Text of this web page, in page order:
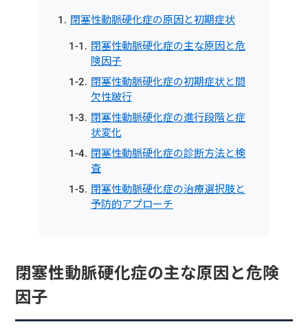
閉塞性動脈硬化症の原因と初期症状
閉塞性動脈硬化症の主な原因と危
険因子
閉塞性動脈硬化症の初期症状と間
欠性跛行
閉塞性動脈硬化症の進行段階と症
状変化
閉塞性動脈硬化症の診断方法と検
査
閉塞性動脈硬化症の治療選択肢と
予防的アプローチ
閉塞性動脈硬化症の主な原因と危険
因子